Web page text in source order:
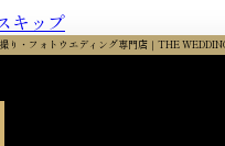
キップ
り・フォトウエディング専門店｜THE